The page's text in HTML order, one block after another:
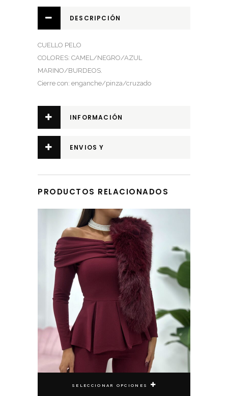
DESCRIPCIÓN
CUELLO PELO
COLORES: CAMEL/NEGRO/AZUL
MARINO/BURDEOS.
Cierre con: enganche/pinza/cruzado
INFORMACIÓN
ENVIOS Y
PRODUCTOS RELACIONADOS
SELECCIONAR OPCIONES
Este producto tiene múltiples variantes. Las opciones se pueden elegir en la página de producto